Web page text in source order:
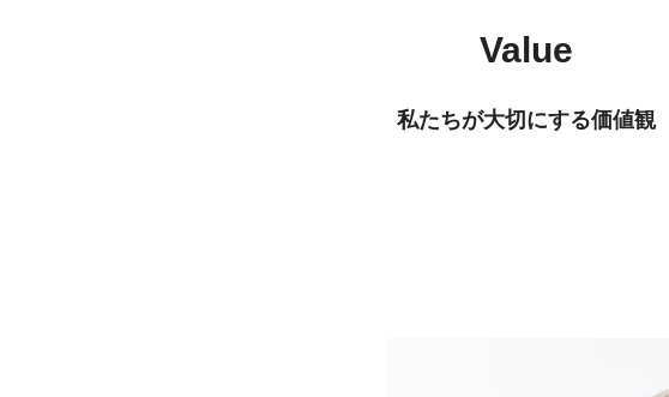
Value
私たちが大切にする価値観